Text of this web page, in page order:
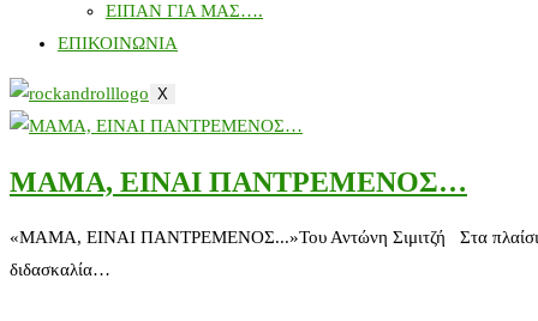
ΕΙΠΑΝ ΓΙΑ ΜΑΣ….
ΕΠΙΚΟΙΝΩΝΙΑ
X
MΑΜΑ, ΕΙΝΑΙ ΠΑΝΤΡΕΜΕΝΟΣ…
«ΜΑΜΑ, ΕΙΝΑΙ ΠΑΝΤΡΕΜΕΝΟΣ...»Του Αντώνη Σιμιτζή Στα πλαίσια της
διδασκαλία…